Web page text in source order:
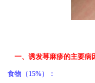
一、诱发荨麻疹的主要病
食物（15%）：